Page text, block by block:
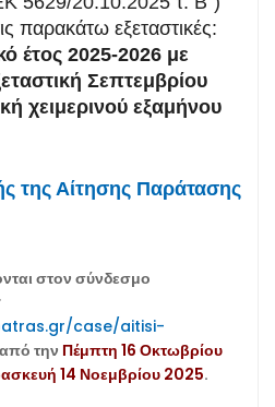
παρακάτω εξεταστικές:
έτος 2025-2026 με
Σεπτεμβρίου
χειμερινού εξαμήνου
της Αίτησης Παράτασης
στον σύνδεσμο
case/aitisi-
από την Πέμπτη 16 Οκτωβρίου
14 Νοεμβρίου 2025.